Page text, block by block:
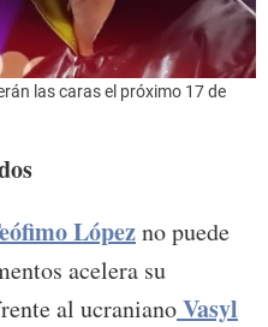
las caras el próximo 17 de
Lópezno puede
acelera su
al ucranianoVasyl